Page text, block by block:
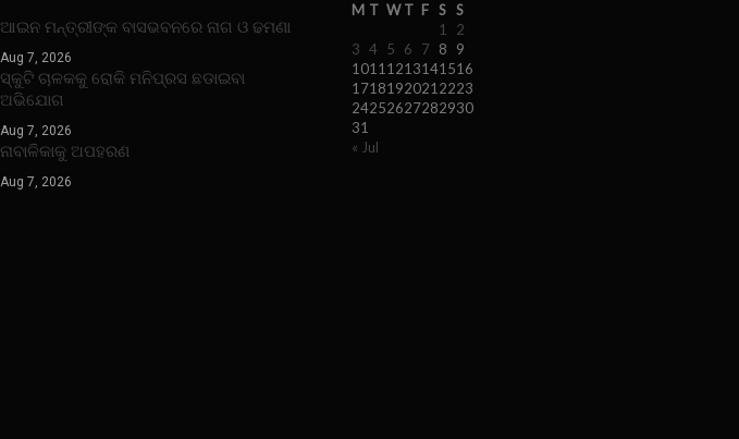
ଆଇନ ମନ୍ତ୍ରୀଙ୍କ ବାସଭବନରେ ନାଗ ଓ ଢମଣା
Aug 7, 2026
ସ୍କୁଟି ଚାଳକକୁ ରୋକି ମନିପ୍ରସ ଛଡାଇବା
ଅଭିଯୋଗ
Aug 7, 2026
ନାବାଳିକାକୁ ଅପହରଣ
Aug 7, 2026
M T W T F S S
1
2
3 4 5 6 7 8
9
1011 1213141516
1718192021 2223
24252627282930
31
« Jul